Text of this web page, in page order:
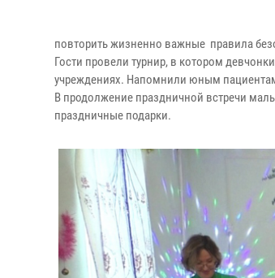
повторить жизненно важные правила
Гости провели турнир, в котором
учреждениях. Напомнили юным
В продолжение праздничной встречи
праздничные подарки.